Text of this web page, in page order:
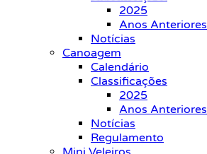
2025
Anos Anteriores
Notícias
Canoagem
Calendário
Classificações
2025
Anos Anteriores
Notícias
Regulamento